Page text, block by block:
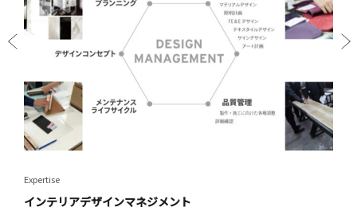
Expertise
インテリアデザインマネジメント